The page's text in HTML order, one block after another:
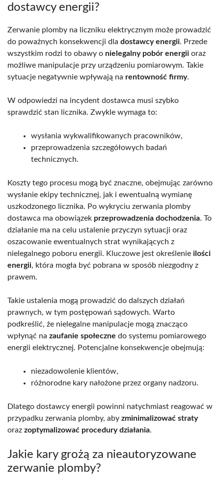
dostawcy energii?
Zerwanie plomby na liczniku elektrycznym może prowadzić
do poważnych konsekwencji dla dostawcy energii. Przede
wszystkim rodzi to obawy o nielegalny pobór energii oraz
możliwe manipulacje przy urządzeniu pomiarowym. Takie
sytuacje negatywnie wpływają na rentowność firmy.
W odpowiedzi na incydent dostawca musi szybko
sprawdzić stan licznika. Zwykle wymaga to:
wysłania wykwalifikowanych pracowników,
przeprowadzenia szczegółowych badań
technicznych.
Koszty tego procesu mogą być znaczne, obejmując zarówno
wysłanie ekipy technicznej, jak i ewentualną wymianę
uszkodzonego licznika. Po wykryciu zerwania plomby
dostawca ma obowiązek przeprowadzenia dochodzenia. To
działanie ma na celu ustalenie przyczyn sytuacji oraz
oszacowanie ewentualnych strat wynikających z
nielegalnego poboru energii. Kluczowe jest określenie ilości
energii, która mogła być pobrana w sposób niezgodny z
prawem.
Takie ustalenia mogą prowadzić do dalszych działań
prawnych, w tym postępowań sądowych. Warto
podkreślić, że nielegalne manipulacje mogą znacząco
wpłynąć na zaufanie społeczne do systemu pomiarowego
energii elektrycznej. Potencjalne konsekwencje obejmują:
niezadowolenie klientów,
różnorodne kary nałożone przez organy nadzoru.
Dlatego dostawcy energii powinni natychmiast reagować w
przypadku zerwania plomby, aby zminimalizować straty
oraz zoptymalizować procedury działania.
Jakie kary grożą za nieautoryzowane
zerwanie plomby?